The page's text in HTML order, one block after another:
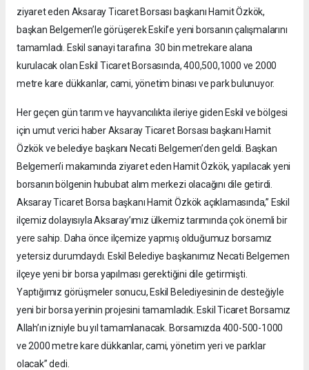
ziyaret eden Aksaray Ticaret Borsası başkanı Hamit Özkök,
başkan Belgemen’le görüşerek Eskil’e yeni borsanın çalışmalarını
tamamladı. Eskil sanayi tarafına 30 bin metrekare alana
kurulacak olan Eskil Ticaret Borsasında, 400,500,1000 ve 2000
metre kare dükkanlar, cami, yönetim binası ve park bulunuyor.
Her geçen gün tarım ve hayvancılıkta ileriye giden Eskil ve bölgesi
için umut verici haber Aksaray Ticaret Borsası başkanı Hamit
Özkök ve belediye başkanı Necati Belgemen’den geldi. Başkan
Belgemen’i makamında ziyaret eden Hamit Özkök, yapılacak yeni
borsanın bölgenin hububat alım merkezi olacağını dile getirdi.
Aksaray Ticaret Borsa başkanı Hamit Özkök açıklamasında,” Eskil
ilçemiz dolayısıyla Aksaray’ımız ülkemiz tarımında çok önemli bir
yere sahip. Daha önce ilçemize yapmış olduğumuz borsamız
yetersiz durumdaydı. Eskil Belediye başkanımız Necati Belgemen
ilçeye yeni bir borsa yapılması gerektiğini dile getirmişti.
Yaptığımız görüşmeler sonucu, Eskil Belediyesinin de desteğiyle
yeni bir borsa yerinin projesini tamamladık. Eskil Ticaret Borsamız
Allah’ın izniyle bu yıl tamamlanacak. Borsamızda 400-500-1000
ve 2000 metre kare dükkanlar, cami, yönetim yeri ve parklar
olacak” dedi.